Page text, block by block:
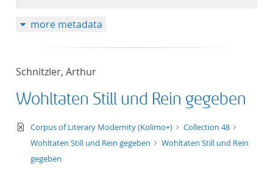
more metadata
Schnitzler, Arthur
Wohltaten Still und Rein gegeben
text/xml
Corpus of Literary Modernity (Kolimo+)
Collection 48
Wohltaten Still und Rein gegeben
Wohltaten Still und Rein
gegeben